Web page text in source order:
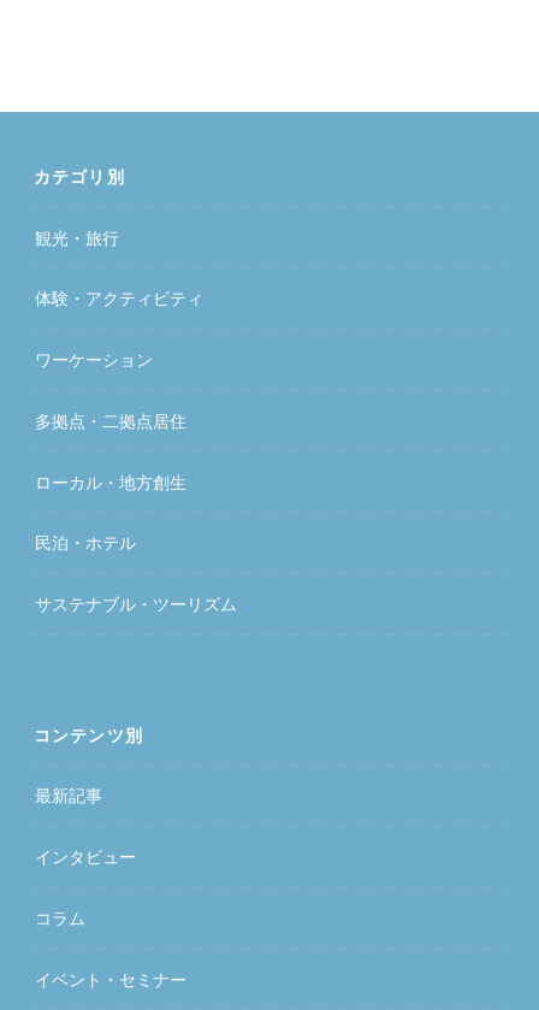
カテゴリ別
観光・旅行
体験・アクティビティ
ワーケーション
多拠点・二拠点居住
ローカル・地方創生
民泊・ホテル
サステナブル・ツーリズム
コンテンツ別
最新記事
インタビュー
コラム
イベント・セミナー